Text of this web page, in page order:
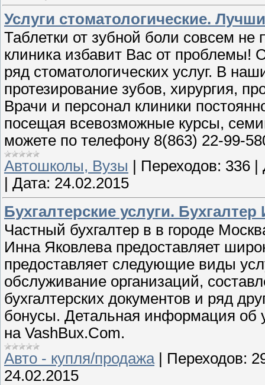
Услуги стоматологические.
Таблетки от зубной боли совсем
клиника избавит Вас от проблемы!
ряд стоматологических услуг. В
протезирование зубов, хирургия,
Врачи и персонал клиники
посещая всевозможные курсы,
можете по телефону 8(863) 22-99-
Автошколы, Вузы
Переходов: 336
Дата: 24.02.2015
Бухгалтерские услуги.
Частный бухгалтер в в городе
Инна Яковлева предоставляет
предоставляет следующие виды
обслуживание организаций,
бухгалтерских документов и ряд
бонусы. Детальная информация об
на VashBux.Com.
Авто - купля/продажа| Переходов:
24.02.2015